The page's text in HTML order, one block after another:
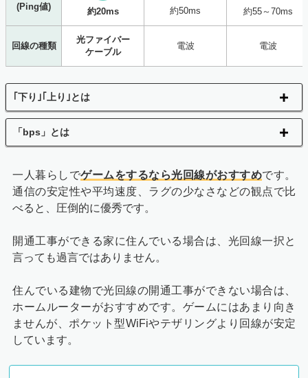
(Ping値)
約20ms 約50ms 約55～70ms
回線の種類
光ファイバー
ケーブル
電波 電波
｢下り｣｢上り｣とは
「bps」とは
一人暮らしでゲームをするなら光回線がおすすめです。
通信の安定性や平均速度、ラグの少なさなどの観点で比
べると、圧倒的に優秀です。
開通工事ができる家に住んでいる場合は、光回線一択と
言っても過言ではありません。
住んでいる建物で光回線の開通工事ができない場合は、
ホームルーターがおすすめです。ゲームにはあまり向き
ませんが、ポケット型WiFiやテザリングより回線が安定
しています。